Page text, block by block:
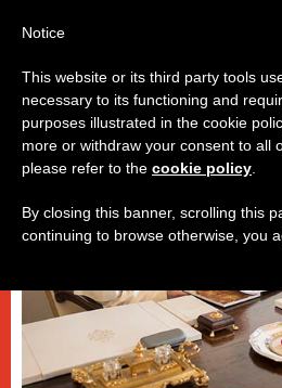
باباوات
Notice
This website or its third party tools
necessary to its functioning and
purposes illustrated in the cookie
more or withdraw your consent to all
please refer to the cookie policy
By closing this banner, scrolling this
continuing to browse otherwise, you